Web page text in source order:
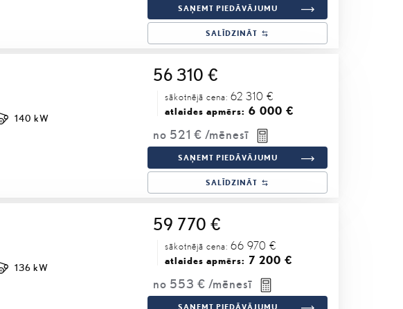
SAŅEMT PIEDĀVĀJUMU
SALĪDZINĀT
56 310 €
sākotnējā cena: 62 310 €
atlaides apmērs: 6 000 €
no 521 € /mēnesī
140 kW
SAŅEMT PIEDĀVĀJUMU
SALĪDZINĀT
59 770 €
sākotnējā cena: 66 970 €
atlaides apmērs: 7 200 €
no 553 € /mēnesī
136 kW
SAŅEMT PIEDĀVĀJUMU